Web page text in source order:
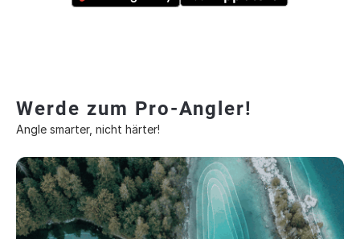
Werde zum Pro-Angler!
Angle smarter, nicht härter!